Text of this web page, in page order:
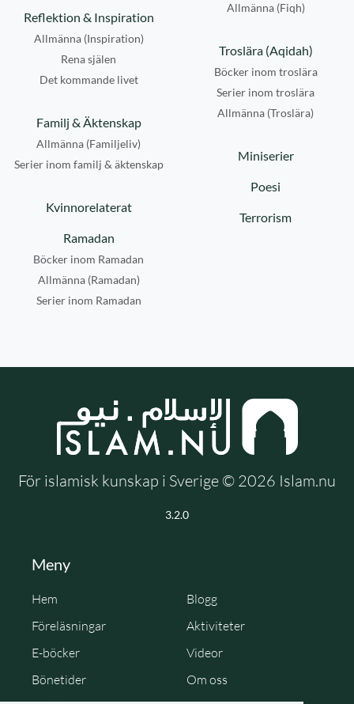
Allmänna (Fiqh)
Reflektion & Inspiration
Allmänna (Inspiration)
Rena själen
Det kommande livet
Troslära (Aqidah)
Böcker inom troslära
Serier inom troslära
Allmänna (Troslära)
Familj & Äktenskap
Allmänna (Familjeliv)
Serier inom familj & äktenskap
Miniserier
Poesi
Kvinnorelaterat
Terrorism
Ramadan
Böcker inom Ramadan
Allmänna (Ramadan)
Serier inom Ramadan
För islamisk kunskap i Sverige © 2026 Islam.nu
3.2.0
Meny
Hem
Blogg
Föreläsningar
Aktiviteter
E-böcker
Videor
Bönetider
Om oss